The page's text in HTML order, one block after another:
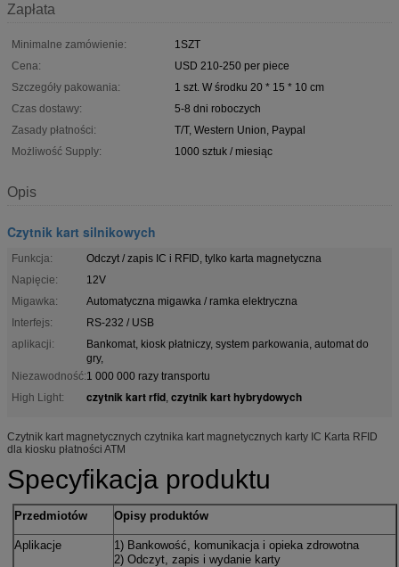
Zapłata
Minimalne zamówienie:
1SZT
Cena:
USD 210-250 per piece
Szczegóły pakowania:
1 szt. W środku 20 * 15 * 10 cm
Czas dostawy:
5-8 dni roboczych
Zasady płatności:
T/T, Western Union, Paypal
Możliwość Supply:
1000 sztuk / miesiąc
Opis
Czytnik kart silnikowych
Funkcja:
Odczyt / zapis IC i RFID, tylko karta magnetyczna
Napięcie:
12V
Migawka:
Automatyczna migawka / ramka elektryczna
Interfejs:
RS-232 / USB
aplikacji:
Bankomat, kiosk płatniczy, system parkowania, automat do
gry,
Niezawodność:1 000 000 razy transportu
High Light:
czytnik kart rfid, czytnik kart hybrydowych
Czytnik kart magnetycznych czytnika kart magnetycznych karty IC Karta RFID
dla kiosku płatności ATM
Specyfikacja produktu
Przedmiotów Opisy produktów
Aplikacje
1) Bankowość, komunikacja i opieka zdrowotna
2) Odczyt, zapis i wydanie karty